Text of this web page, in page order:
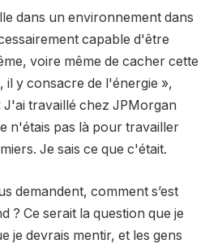
dans un environnement dans
capable d'être
voire même de cacher cette
il y consacre de l'énergie »,
J'ai travaillé chez JPMorgan
n'étais pas là pour travailler
Je sais ce que c'était.
demandent, comment s’est
? Ce serait la question que je
je devrais mentir, et les gens